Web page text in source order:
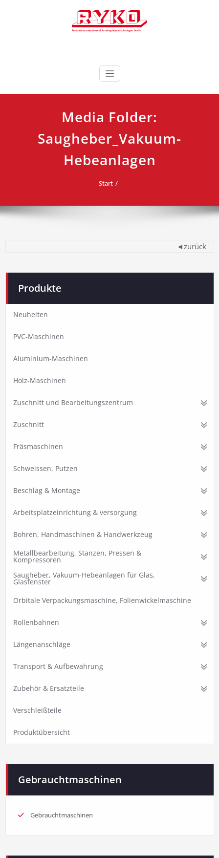
RYKO Deutschland
GmbH
Media Folder:
Saugheber_Vakuum-
Hebeanlagen
Start
◄zurück
Produkte
Neuheiten
PVC-Maschinen
Aluminium-Maschinen
Holz-Maschinen
Zuschnitt und Bearbeitungszentrum
Zuschnitt
Fräsmaschinen
Schweissen, Putzen
Beschlag & Montage
Arbeitsplatzeinrichtung & versorgung
Bohren, Handmaschinen & Handwerkzeug
Metallbearbeitung, Stanzen, Pressen &
Kompressoren
Saugheber, Vakuum-Hebeanlagen für Glas,
Glasfenster
Orbitale Verpackungsmaschine, Folienwickelmaschine
Rollenbahnen
Längenanschläge
Transport & Aufbewahrung
Zubehör & Ersatzteile
Verschleißteile
Produktübersicht
Gebrauchtmaschinen
Gebrauchtmaschinen